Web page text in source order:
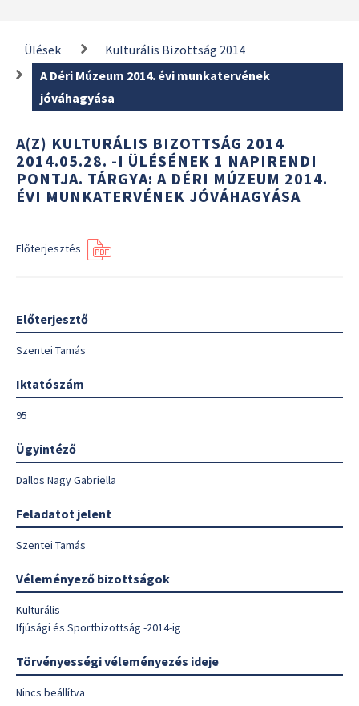
Ülések
Kulturális Bizottság 2014
A Déri Múzeum 2014. évi munkatervének
jóváhagyása
A(Z) KULTURÁLIS BIZOTTSÁG 2014
2014.05.28. -I ÜLÉSÉNEK 1 NAPIRENDI
PONTJA. TÁRGYA: A DÉRI MÚZEUM 2014.
ÉVI MUNKATERVÉNEK JÓVÁHAGYÁSA
Előterjesztés
Előterjesztő
Szentei Tamás
Iktatószám
95
Ügyintéző
Dallos Nagy Gabriella
Feladatot jelent
Szentei Tamás
Véleményező bizottságok
Kulturális
Ifjúsági és Sportbizottság -2014-ig
Törvényességi véleményezés ideje
Nincs beállítva